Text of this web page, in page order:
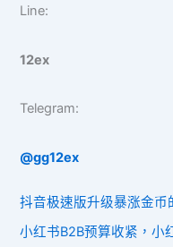
Line:
12ex
Telegram:
@gg12ex
抖音极速版升级暴涨金
小红书B2B预算收紧，小